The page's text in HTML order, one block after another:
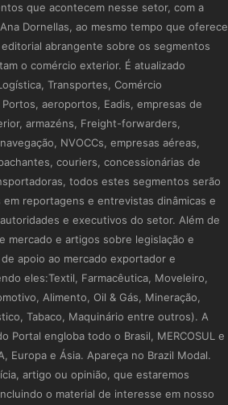
que acontecem nesse setor, com a
Dornellas, ao mesmo tempo que oferece
abrangente sobre os segmentos
o comércio exterior. É atualizado
Transportes, Comércio
aeroportos, Eadis, empresas de
armazéns, Freight-forwarders,
NVOCCs, empresas aéreas,
couriers, concessionárias de
todos estes segmentos serão
em reportagens e entrevistas dinâmicas e
e executivos do setor. Além de
mercado e artigos sobre legislação e
apoio ao mercado exportador e
eles:Textil, Farmacêutica, Moveleiro,
Alimento, Oil & Gás, Mineração,
Tabaco, Maquinário entre outros). A
Portal engloba todo o Brasil, MERCOSUL e
Europa e Ásia. Apareça no Brazil Modal.
artigo ou opinião, que estaremos
o material de interesse em nosso